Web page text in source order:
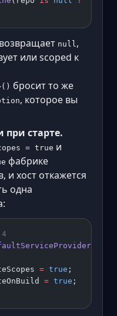
возвращает null ,
или scoped к
бросит то же
, которое вы
при старте.
= true и
фабрике
и хост откажется
одна
= true ;
= true ;